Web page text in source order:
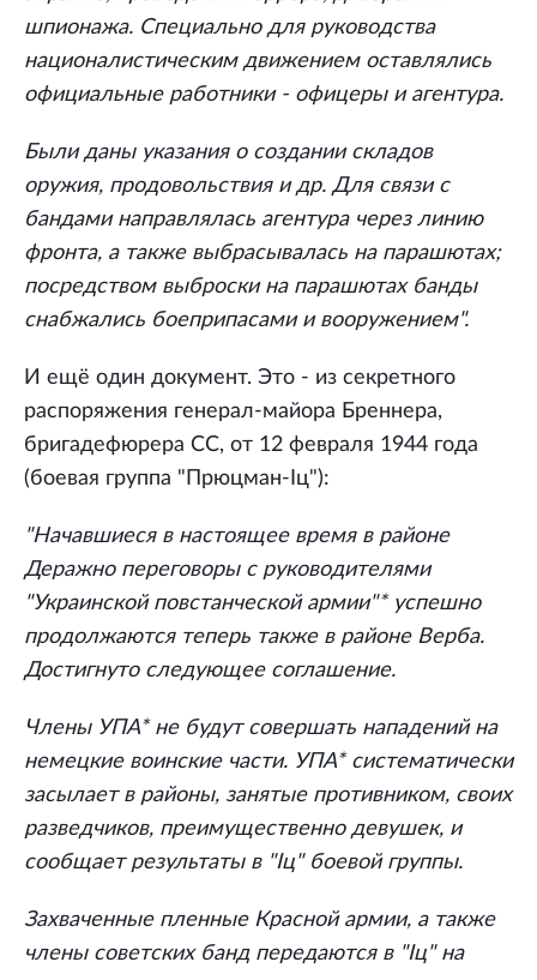
шпионажа. Специально для руководства
националистическим движением оставлялись
официальные работники - офицеры и агентура.
Были даны указания о создании складов
оружия, продовольствия и др. Для связи с
бандами направлялась агентура через линию
фронта, а также выбрасывалась на парашютах;
посредством выброски на парашютах банды
снабжались боеприпасами и вооружением".
И ещё один документ. Это - из секретного
распоряжения генерал-майора Бреннера,
бригадефюрера СС, от 12 февраля 1944 года
(боевая группа "Прюцман-Iц"):
"Начавшиеся в настоящее время в районе
Деражно переговоры с руководителями
"Украинской повстанческой армии"* успешно
продолжаются теперь также в районе Верба.
Достигнуто следующее соглашение.
Члены УПА* не будут совершать нападений на
немецкие воинские части. УПА* систематически
засылает в районы, занятые противником, своих
разведчиков, преимущественно девушек, и
сообщает результаты в "Iц" боевой группы.
Захваченные пленные Красной армии, а также
члены советских банд передаются в "Iц" на